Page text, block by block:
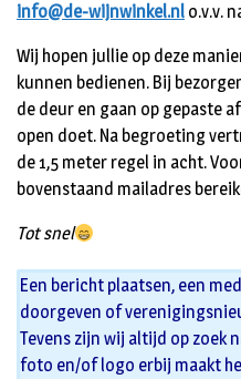
info@de-wijnwinkel.nl o.v.v.
Wij hopen jullie op deze
kunnen bedienen. Bij
de deur en gaan op gepaste
open doet. Na begroeting
de 1,5 meter regel in acht.
bovenstaand mailadres
Tot snel
Een bericht plaatsen, een
doorgeven of
Tevens zijn wij altijd op zoek
foto en/of logo erbij maakt